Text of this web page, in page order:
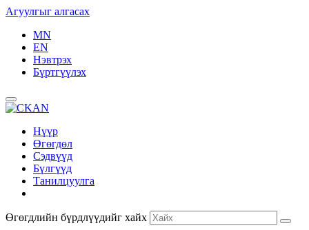
Агуулгыг алгасах
MN
EN
Нэвтрэх
Бүртгүүлэх
Нүүр
Өгөгдөл
Сэдвүүд
Бүлгүүд
Танилцуулга
Өгөгдлийн бүрдлүүдийг хайх